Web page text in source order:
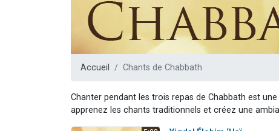
Ariel vient de
Nathaniel vient
4 personnes
Accueil Chants de Chabbath
Chanter pendant les trois repas de Chabbath est
apprenez les chants traditionnels et créez une